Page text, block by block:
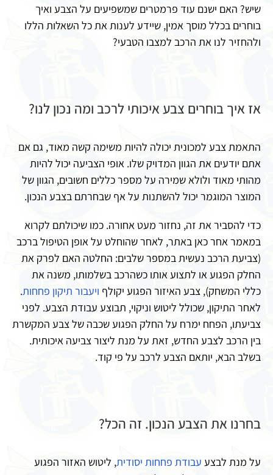
שיש? האם ישנם עוד פרמטרים שמשפיעים על הצבע ואיך
בוחרים בכלל מוסך אמין, שיידע לענות את כל השאלות הללו
ולהחזיר לנו את הרכב למצבו הטבעי?
אז איך בוחרים צבע איכותי לרכב ומה נכון לנו?
התאמת צבע למכונית יכולה להיות משימה קשה מאוד, גם אם
אתם יודעים את הגוון המדויק שלו. אופי הצביעה יכול להיות
מהותי מאוד ולולא שמירה על מספר כללים חשובים, הגוון של
המוצר המוגמר יכול להשתנות על אף שבחרתם בצבע הנכון.
כדי להסביר את זה, נחזור מעט אחורה. כמו שיכולתם לקרוא
במאמר אחר כאן באתר, לאחר שהוחלט על אופן הטיפול ברכב
(צביעת הרכב נעשית במספר שלבים: החלטה האם לפרק את
החלק הפגוע או לתצוע אותו כשהרכב בשלמותו, משנה את
כללי המשחק), צבע האיזור הפגוע יקולף ויעבור תיקון פחחות.
לאחר התיקון, שכולל ליטוש וניקוי, תבוצע עבודת הצבע. לפני
צביעתו, הפחח ימרח על החלק הפגוע שכבה של צבע המקשרת
בין הרכב לצבע החדש, זאת על מנת ליצור צביעה איכותית.
בשלב הבא, יותאם הצבע לרכב על פי קוד.
בחרנו את הצבע הנכון. זה הכל?
על מנת לבצע עבודת פחחות יסודית, ליטוש האזור הפגוע